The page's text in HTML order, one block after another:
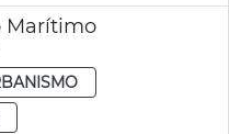
Marítimo